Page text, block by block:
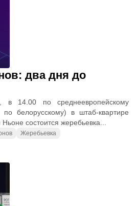
два дня до
в 14.00 по среднеевропейскому
белорусскому) в штаб-квартире
состоится жеребьевка...
Жеребьевка